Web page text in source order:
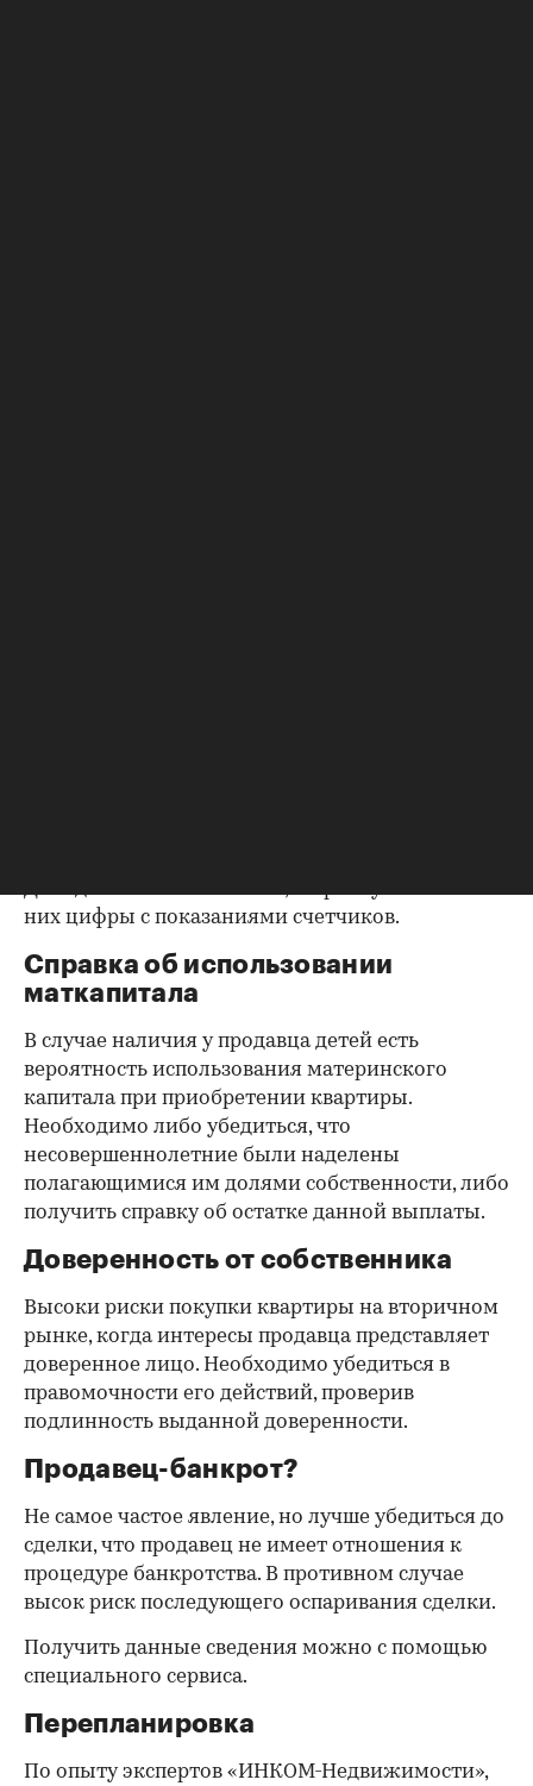
них цифры с показаниями счетчиков.
Справка об использовании
маткапитала
В случае наличия у продавца детей есть
вероятность использования материнского
капитала при приобретении квартиры.
Необходимо либо убедиться, что
несовершеннолетние были наделены
полагающимися им долями собственности, либо
получить справку об остатке данной выплаты.
Доверенность от собственника
Высоки риски покупки квартиры на вторичном
рынке, когда интересы продавца представляет
доверенное лицо. Необходимо убедиться в
правомочности его действий, проверив
подлинность выданной доверенности.
Продавец-банкрот?
Не самое частое явление, но лучше убедиться до
сделки, что продавец не имеет отношения к
процедуре банкротства. В противном случае
высок риск последующего оспаривания сделки.
Получить данные сведения можно с помощью
специального сервиса.
Перепланировка
По опыту экспертов «ИНКОМ-Недвижимости»,